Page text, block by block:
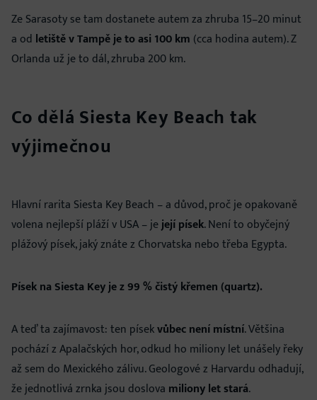
Ze Sarasoty se tam dostanete autem za zhruba 15–20 minut
a od letiště v Tampě je to asi 100 km (cca hodina autem). Z
Orlanda už je to dál, zhruba 200 km.
Co dělá Siesta Key Beach tak
výjimečnou
Hlavní rarita Siesta Key Beach – a důvod, proč je opakovaně
volena nejlepší pláží v USA – jejejí písek. Není to obyčejný
plážový písek, jaký znáte z Chorvatska nebo třeba Egypta.
Písek na Siesta Key je z 99 % čistý křemen (quartz).
A teď ta zajímavost: ten písekvůbec není místní. Většina
pochází z Apalačských hor, odkud ho miliony let unášely řeky
až sem do Mexického zálivu. Geologové z Harvardu odhadují,
že jednotlivá zrnka jsou doslova miliony let stará.